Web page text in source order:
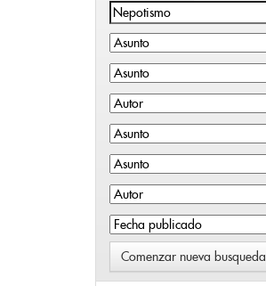
Comenzar nueva busqueda